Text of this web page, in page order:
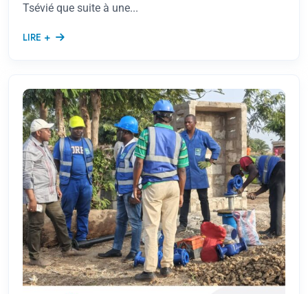
Tsévié que suite à une...
LIRE +